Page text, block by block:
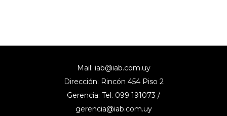
Mail: iab@iab.com.uy
Dirección: Rincón 454 Piso 2
Gerencia: Tel. 099 191073 /
gerencia@iab.com.uy